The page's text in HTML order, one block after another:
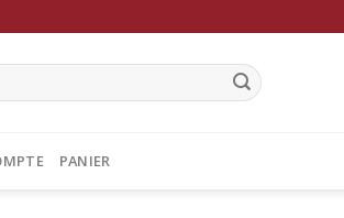
PANIER